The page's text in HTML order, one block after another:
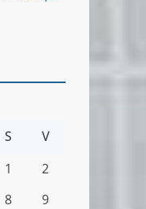
S V
1
2
8
9